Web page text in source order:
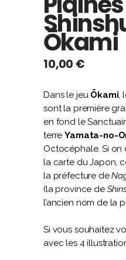
Ōkami
10,00 €
Dans le jeu Ōkami,
sont la première
en fond le
terreYamata-no-
Octocéphale. Si on
la carte du Japon,
la préfecture de
(la province de
l’ancien nom de la
Si vous souhaitez
avec les 4